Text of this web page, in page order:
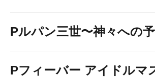
Pルパン三世〜神々への
Pフィーバー アイドルマ